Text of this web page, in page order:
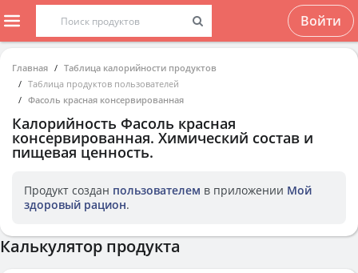
Войти
Главная
Таблица калорийности продуктов
Таблица продуктов пользователей
Фасоль красная консервированная
Калорийность Фасоль красная
консервированная. Химический состав и
пищевая ценность.
Продукт создан пользователем в приложении Мой
здоровый рацион.
Калькулятор продукта